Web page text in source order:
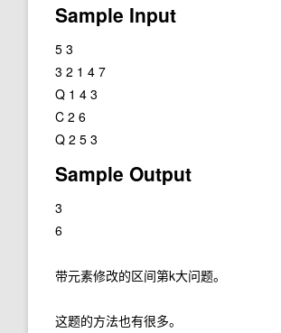
Sample Input
5 3
3 2 1 4 7
Q 1 4 3
C 2 6
Q 2 5 3
Sample Output
3
6
带元素修改的区间第k大问题。
这题的方法也有很多。